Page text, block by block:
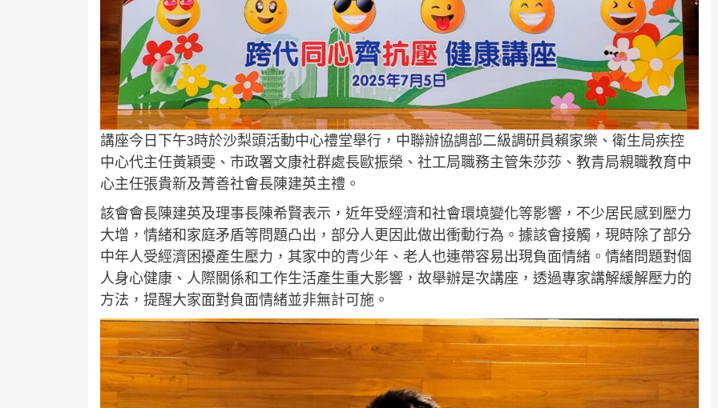
講座今日下午3時於沙梨頭活動中心禮堂舉行，中聯辦協調部二級調研員賴家樂、衛生局疾控
中心代主任黃穎雯、市政署文康社群處長歐振榮、社工局職務主管朱莎莎、教青局親職教育中
心主任張貴新及菁善社會長陳建英主禮。
該會會長陳建英及理事長陳希賢表示，近年受經濟和社會環境變化等影響，不少居民感到壓力
大增，情緒和家庭矛盾等問題凸出，部分人更因此做出衝動行為。據該會接觸，現時除了部分
中年人受經濟困擾產生壓力，其家中的青少年、老人也連帶容易出現負面情緒。情緒問題對個
人身心健康、人際關係和工作生活產生重大影響，故舉辦是次講座，透過專家講解緩解壓力的
方法，提醒大家面對負面情緒並非無計可施。